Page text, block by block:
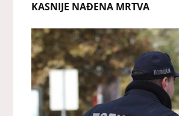
KASNIJE NAĐENA MRTVA